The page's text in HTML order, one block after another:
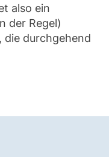
also ein
der Regel)
die durchgehend